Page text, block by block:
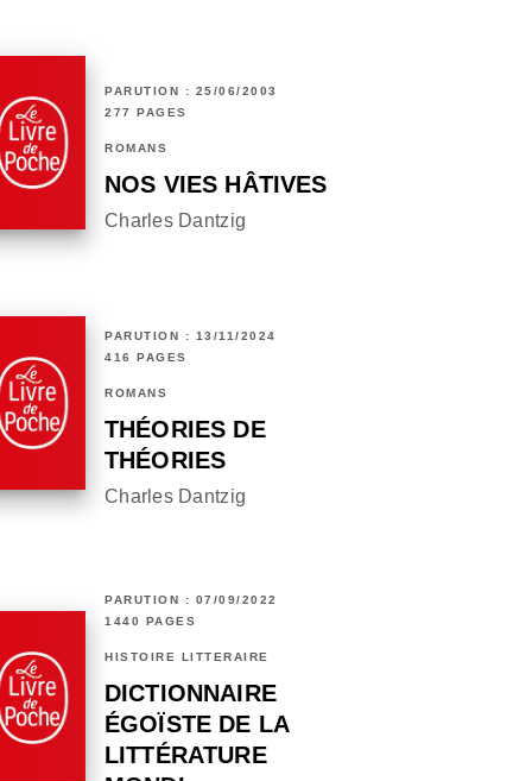
PARUTION : 25/06/2003
277 PAGES
ROMANS
NOS VIES HÂTIVES
Charles Dantzig
PARUTION : 13/11/2024
416 PAGES
ROMANS
THÉORIES DE
THÉORIES
Charles Dantzig
PARUTION : 07/09/2022
1440 PAGES
HISTOIRE LITTÉRAIRE
DICTIONNAIRE
ÉGOÏSTE DE LA
LITTÉRATURE